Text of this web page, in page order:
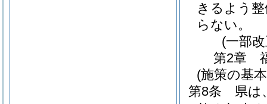
きるよう
らない。
(一部
第2章
(施策の基
第8条
県は